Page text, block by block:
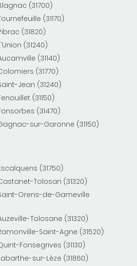
(31700)
(31170)
(31820)
(31240)
(31140)
(31770)
Jean (31240)
(31150)
(31470)
sur-Garonne (31150)
(31750)
Tolosan (31320)
Orens-de-Gameville
Tolosane (31320)
Saint-Agne (31520)
Fonsegrives (31130)
sur-Lèze (31860)